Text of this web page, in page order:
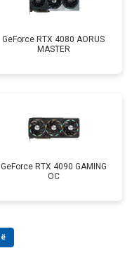
GeForce RTX 4080 AORUS
MASTER
GeForce RTX 4090 GAMING
OC